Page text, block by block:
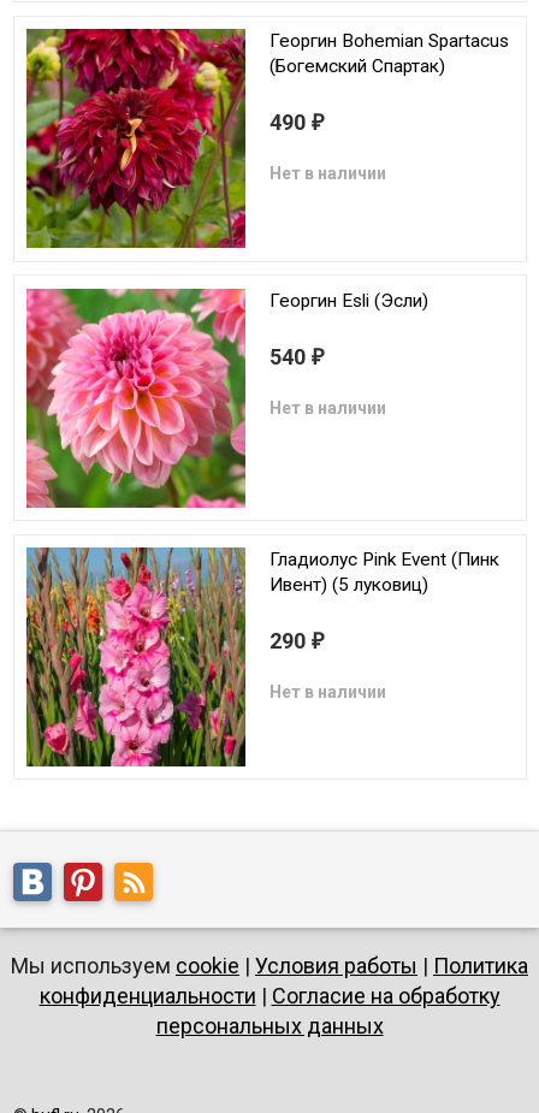
Георгин Bohemian Spartacus
(Богемский Спартак)
490 ₽
Нет в наличии
Георгин Esli (Эсли)
540 ₽
Нет в наличии
Гладиолус Pink Event (Пинк
Ивент) (5 луковиц)
290 ₽
Нет в наличии
Мы используем cookie | Условия работы | Политика
конфиденциальности | Согласие на обработку
персональных данных